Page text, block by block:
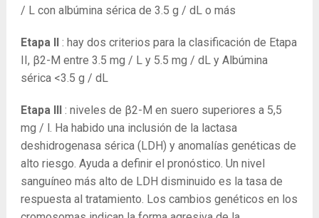
/ L con albúmina sérica de 3.5 g / dL o más
Etapa II: hay dos criterios para la clasificación de Etapa
II, β2-M entre 3.5 mg / L y 5.5 mg / dL y Albúmina
sérica <3.5 g / dL
Etapa III: niveles de β2-M en suero superiores a 5,5
mg / l. Ha habido una inclusión de la lactasa
deshidrogenasa sérica (LDH) y anomalías genéticas de
alto riesgo. Ayuda a definir el pronóstico. Un nivel
sanguíneo más alto de LDH disminuido es la tasa de
respuesta al tratamiento. Los cambios genéticos en los